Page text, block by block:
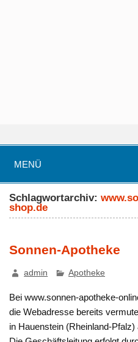
MENÜ
Schlagwortarchiv:
shop.de
Sonnen-Apotheke
admin Apotheke
Bei www.sonnen-apotheke-
die Webadresse bereits
in Hauenstein (Rheinland-